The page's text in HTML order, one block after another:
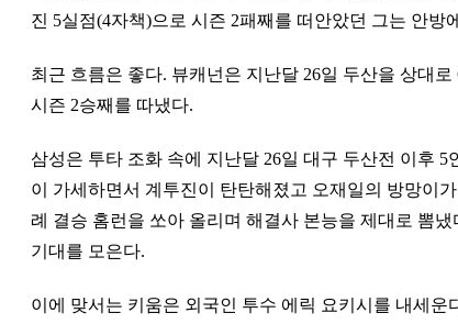
진 5실점(4자책)으로 시즌 2패째를 떠안았던 그는 안방
최근 흐름은 좋다. 뷰캐넌은 지난달 26일 두산을 상대
시즌 2승째를 따냈다.
삼성은 투타 조화 속에 지난달 26일 대구 두산전 이후
이 가세하면서 계투진이 탄탄해졌고 오재일의 방망이
례 결승 홈런을 쏘아 올리며 해결사 본능을 제대로 뽐
기대를 모은다.
이에 맞서는 키움은 외국인 투수 에릭 요키시를 내세운